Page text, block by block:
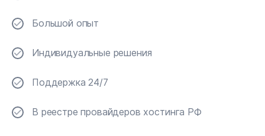
Большой опыт
Индивидуальные решения
Поддержка 24/7
В реестре провайдеров хостинга РФ